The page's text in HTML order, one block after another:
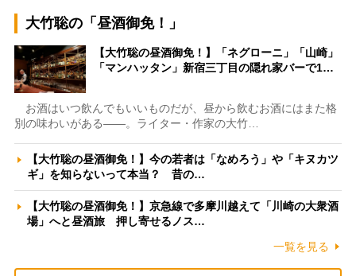
大竹聡の「昼酒御免！」
【大竹聡の昼酒御免！】「ネグローニ」「山崎」
「マンハッタン」新宿三丁目の隠れ家バーで1…
お酒はいつ飲んでもいいものだが、昼から飲むお酒にはまた格
別の味わいがある――。ライター・作家の大竹…
【大竹聡の昼酒御免！】今の若者は「なめろう」や「キヌカツ
ギ」を知らないって本当？ 昔の…
【大竹聡の昼酒御免！】京急線で多摩川越えて「川崎の大衆酒
場」へと昼酒旅 押し寄せるノス…
一覧を見る